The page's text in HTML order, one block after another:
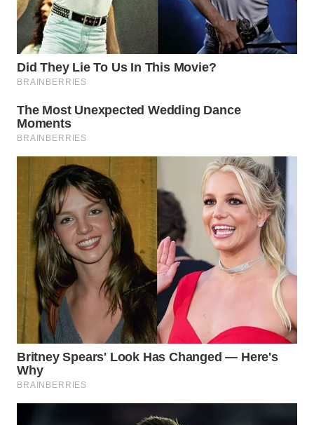
WN
TANJUNG
LESUNG
WN
KARO
WN
SIMALUNGUN
WN
LABUHANBATU
WN
TAPANULI
TENGAH
WN DELI
SERDANG
WN
TEBING
TINGGI